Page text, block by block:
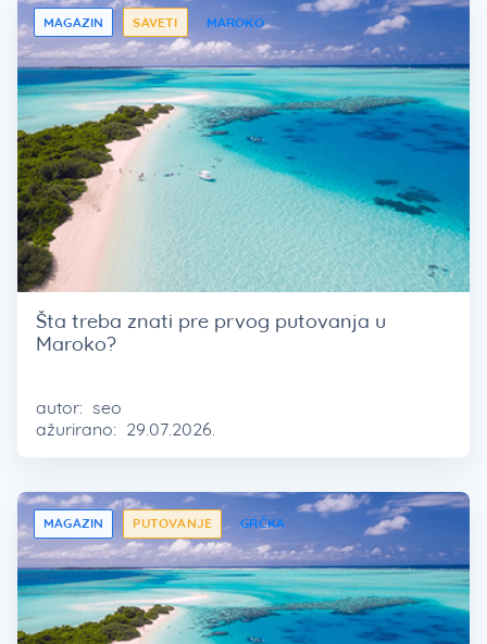
MAGAZIN SAVETI MAROKO
Šta treba znati pre prvog putovanja u
Maroko?
autor: seo
ažurirano: 29.07.2026.
MAGAZIN PUTOVANJE GRČKA